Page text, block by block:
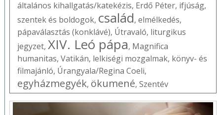
általános kihallgatás/katekézis, Erdő Péter, ifjúság,
szentek és boldogok, család, elmélkedés,
pápaválasztás (konklávé), Útravaló, liturgikus
jegyzet, XIV. Leó pápa, Magnifica
humanitas, Vatikán, lelkiségi mozgalmak, könyv- és
filmajánló, Úrangyala/Regina Coeli,
egyházmegyék, ökumené, Szentév